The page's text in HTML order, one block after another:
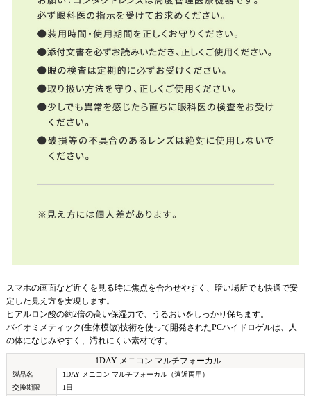
スマホの画面など近くを見る時に焦点を合わせやすく、暗い場所でも快適で安
定した見え方を実現します。
ヒアルロン酸の約2倍の高い保湿力で、うるおいをしっかり保ちます。
バイオミメティック(生体模倣)技術を使って開発されたPCハイドロゲルは、人
の体になじみやすく、汚れにくい素材です。
1DAY メニコン マルチフォーカル
製品名
1DAY メニコン マルチフォーカル（遠近両用）
交換期限
1日